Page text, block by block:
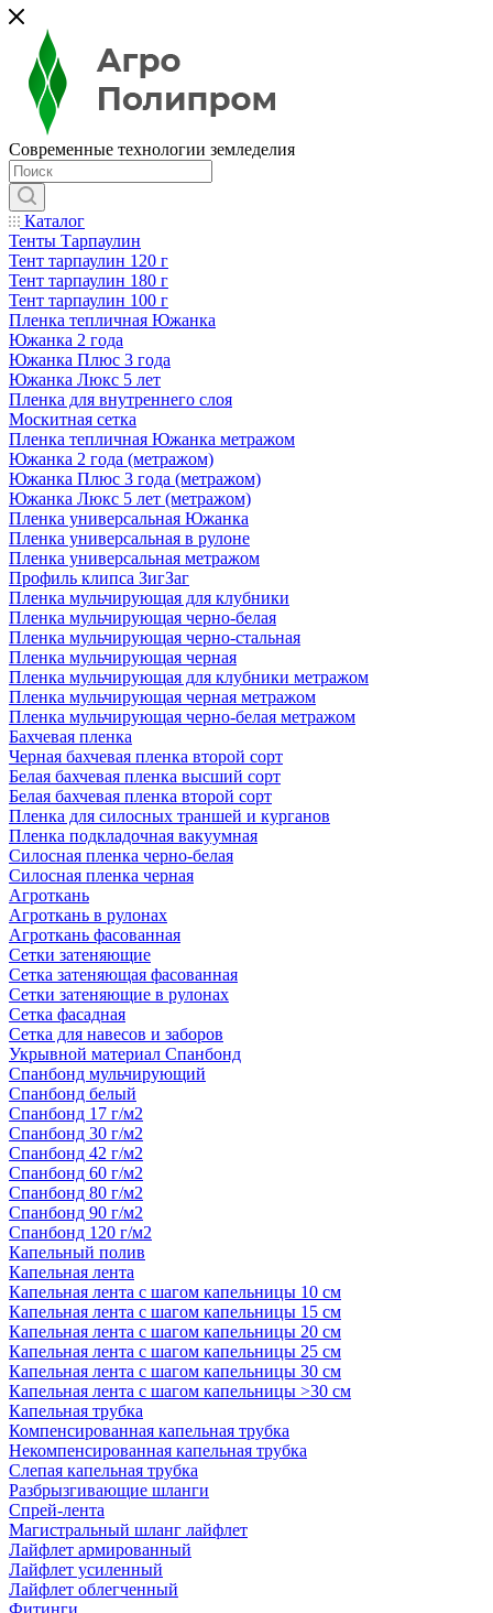
Современные технологии земледелия
Каталог
Тенты Тарпаулин
Тент тарпаулин 120 г
Тент тарпаулин 180 г
Тент тарпаулин 100 г
Пленка тепличная Южанка
Южанка 2 года
Южанка Плюс 3 года
Южанка Люкс 5 лет
Пленка для внутреннего слоя
Москитная сетка
Пленка тепличная Южанка метражом
Южанка 2 года (метражом)
Южанка Плюс 3 года (метражом)
Южанка Люкс 5 лет (метражом)
Пленка универсальная Южанка
Пленка универсальная в рулоне
Пленка универсальная метражом
Профиль клипса ЗигЗаг
Пленка мульчирующая для клубники
Пленка мульчирующая черно-белая
Пленка мульчирующая черно-стальная
Пленка мульчирующая черная
Пленка мульчирующая для клубники метражом
Пленка мульчирующая черная метражом
Пленка мульчирующая черно-белая метражом
Бахчевая пленка
Черная бахчевая пленка второй сорт
Белая бахчевая пленка высший сорт
Белая бахчевая пленка второй сорт
Пленка для силосных траншей и курганов
Пленка подкладочная вакуумная
Силосная пленка черно-белая
Силосная пленка черная
Агроткань
Агроткань в рулонах
Агроткань фасованная
Сетки затеняющие
Сетка затеняющая фасованная
Сетки затеняющие в рулонах
Сетка фасадная
Сетка для навесов и заборов
Укрывной материал Спанбонд
Спанбонд мульчирующий
Спанбонд белый
Спанбонд 17 г/м2
Спанбонд 30 г/м2
Спанбонд 42 г/м2
Спанбонд 60 г/м2
Спанбонд 80 г/м2
Спанбонд 90 г/м2
Спанбонд 120 г/м2
Капельный полив
Капельная лента
Капельная лента с шагом капельницы 10 см
Капельная лента с шагом капельницы 15 см
Капельная лента с шагом капельницы 20 см
Капельная лента с шагом капельницы 25 см
Капельная лента с шагом капельницы 30 см
Капельная лента с шагом капельницы >30 см
Капельная трубка
Компенсированная капельная трубка
Некомпенсированная капельная трубка
Слепая капельная трубка
Разбрызгивающие шланги
Спрей-лента
Магистральный шланг лайфлет
Лайфлет армированный
Лайфлет усиленный
Лайфлет облегченный
Фитинги